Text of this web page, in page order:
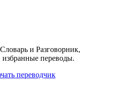
и Разговорник,
избранные переводы.